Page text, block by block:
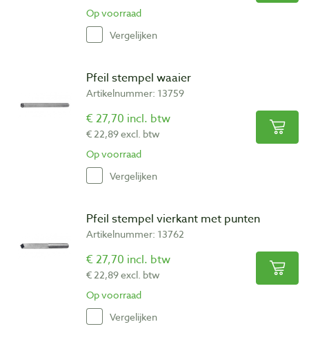
Op voorraad
Vergelijken
Pfeil stempel waaier
Artikelnummer: 13759
€ 27,70 incl. btw
€ 22,89 excl. btw
Op voorraad
Vergelijken
Pfeil stempel vierkant met punten
Artikelnummer: 13762
€ 27,70 incl. btw
€ 22,89 excl. btw
Op voorraad
Vergelijken